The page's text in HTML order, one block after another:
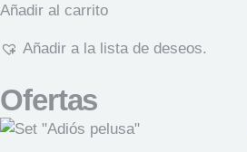
Añadir al carrito
Añadir a la lista de deseos.
Ofertas